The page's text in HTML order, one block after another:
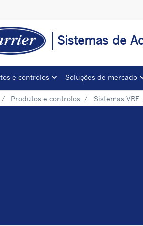
Sistemas de
e controlos Soluções de mercado
Produtos e controlos Sistemas VRF